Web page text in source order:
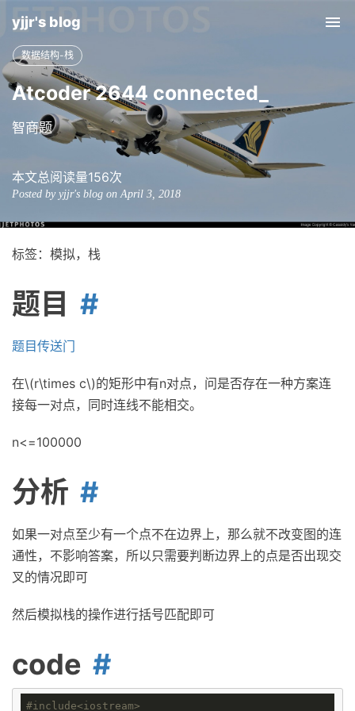
yjjr's blog
数据结构-栈
Atcoder 2644 connected_
智商题
本文总阅读量156次
Posted by yjjr's blog on April 3, 2018
标签：模拟，栈
题目
题目传送门
在\(r\times c\)的矩形中有n对点，问是否存在一种方案连
接每一对点，同时连线不能相交。
n<=100000
分析
如果一对点至少有一个点不在边界上，那么就不改变图的连
通性，不影响答案，所以只需要判断边界上的点是否出现交
叉的情况即可
然后模拟栈的操作进行括号匹配即可
code
#include<iostream>